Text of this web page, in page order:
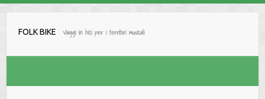
FOLK BIKE Viaggi in bici per i territori musicali